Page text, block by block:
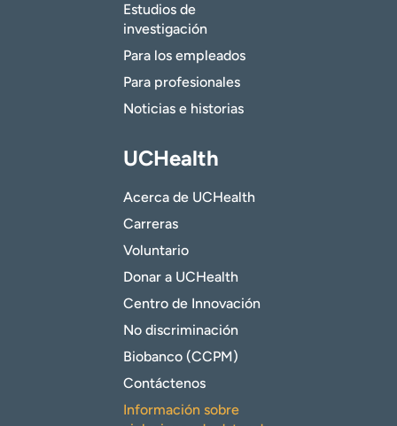
Estudios de
investigación
Para los empleados
Para profesionales
Noticias e historias
UCHealth
Acerca de UCHealth
Carreras
Voluntario
Donar a UCHealth
Centro de Innovación
No discriminación
Biobanco (CCPM)
Contáctenos
Información sobre